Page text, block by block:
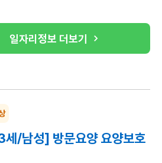
일자리정보 더보기
/남성] 방문요양 요양보호